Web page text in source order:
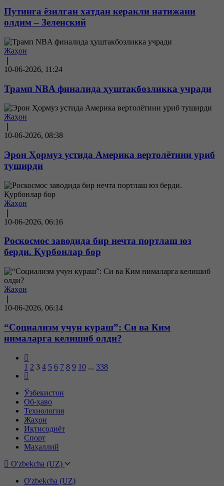
Путинга ёзилган хатдан керакли натижани
олдим – Зеленский
Жаҳон
10-06-2026, 11:24
Трамп NBA финалида ҳуштакбозликка учради
Жаҳон
10-06-2026, 08:38
Эрон Ҳормуз устида Америка вертолётини уриб
туширди
Жаҳон
10-06-2026, 06:16
Роскосмос заводида бир нечта портлаш юз
берди. Қурбонлар бор
Жаҳон
10-06-2026, 06:14
“Социализм учун кураш”: Си ва Ким
нималарга келишиб олди?
1 2 3 4 5 6 7 8 9 10 ... 338
Ўзбекистон
Об-ҳаво
Технология
Жаҳон
Иқтисодиёт
Спорт
Маҳаллий
O'zbekcha (UZ)
O'zbekcha (UZ)